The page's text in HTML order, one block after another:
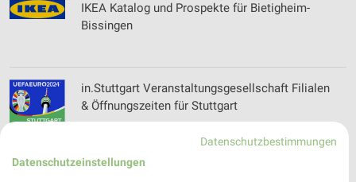
IKEA Katalog und Prospekte für Bietigheim-
Bissingen
in.Stuttgart Veranstaltungsgesellschaft Filialen
& Öffnungszeiten für Stuttgart
Initiative RadKULTUR Filialen & Öffnungszeiten
Datenschutzbestimmungen
Datenschutzeinstellungen